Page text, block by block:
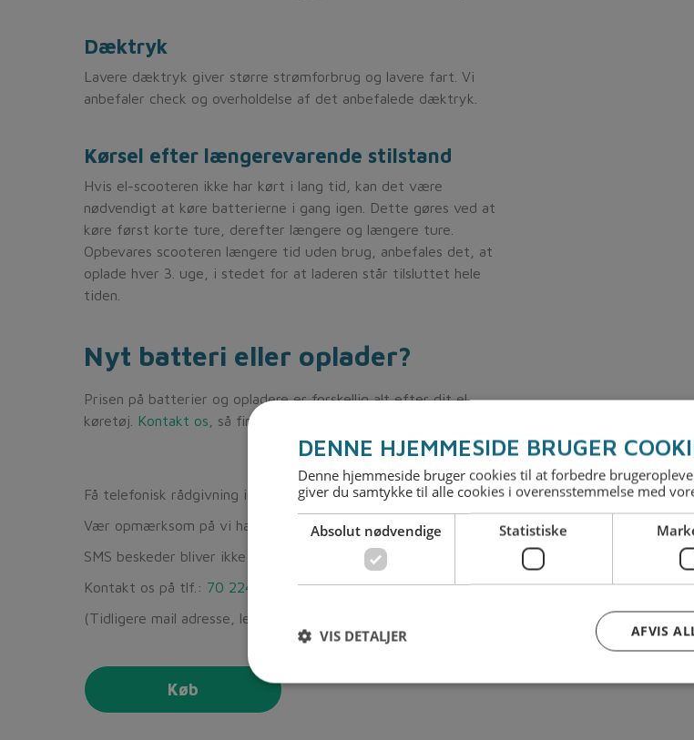
Dæktryk
Lavere dæktryk giver større strømforbrug og lavere fart. Vi
anbefaler check og overholdelse af det anbefalede dæktryk.
Kørsel efter længerevarende stilstand
Hvis el-scooteren ikke har kørt i lang tid, kan det være
nødvendigt at køre batterierne i gang igen. Dette gøres ved at
køre først korte ture, derefter længere og længere ture.
Opbevares scooteren længere tid uden brug, anbefales det, at
oplade hver 3. uge, i stedet for at laderen står tilsluttet hele
tiden.
Nyt batteri eller oplader?
Prisen på batterier og opladere er forskellig alt efter dit el
køretøj.
Kontakt os , så finder vi det rette til dig.
Få telefonisk rådgivning inden dit køb.
Vær opmærksom på vi har fastnet numre
SMS beskeder bliver ikke leveret
Kontakt os på tlf.: 70 224 222 eller 7578 2312 ellermail@bek.dk
(Tidligere mail adresse, leveres stadig:
Køb
DENNE HJEMMESIDE BRUGER
Denne hjemmeside bruger cookies til at forbedre
giver du samtykke til alle cookies i overensstemmelse med
Absolut nødvendige Statistiske
AFVIS
VIS DETALJER